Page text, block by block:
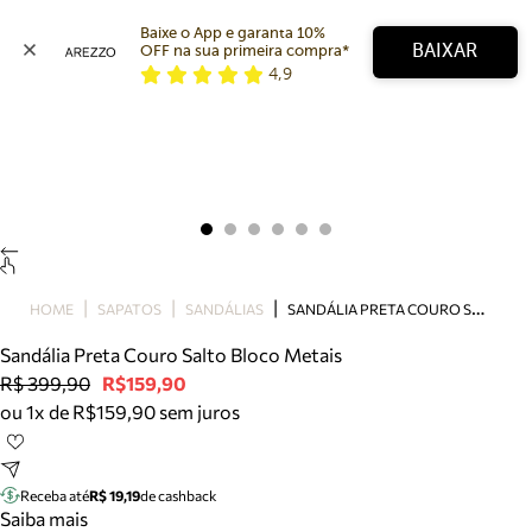
Bolsa
Tamanco
Tênis
Mule
Tire dúvidas sobre pedidos, devoluções e mais.
Baixe o App e garanta 10%
OFF na sua primeira compra*
4,9
BAIXAR
HOME SAPATOS SANDÁLIAS S
ANDÁLIA PRETA COURO SALTO BLOCO METAIS
Sandália Preta Couro Salto Bloco Metais
R$ 399,90 R$159,90
ou 1x de R$159,90 sem juros
Receba atéR$ 19,19de cashback
Saiba mais